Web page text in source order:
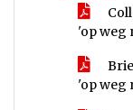
'op weg
'op weg